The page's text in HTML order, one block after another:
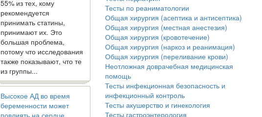
55% из тех, кому
рекомендуется
принимать статины,
принимают их. Это
большая проблема,
потому что исследования
также показывают, что те
из группы...
Высокое АД во время
беременности может
повлиять на сердце
Тесты по реаниматологии
Общая хирургия (асептика и антисептика)
Общая хирургия (местная анестезия)
Общая хирургия (кровотечение)
Общая хирургия (наркоз и реанимация)
Общая хирургия (переливание крови)
Неотложная доврачебная медицинская
помощь
Тесты инфекционная безопасность и
инфекционный контроль
Тесты акушерство и гинекология
Тесты гастроэнтерология